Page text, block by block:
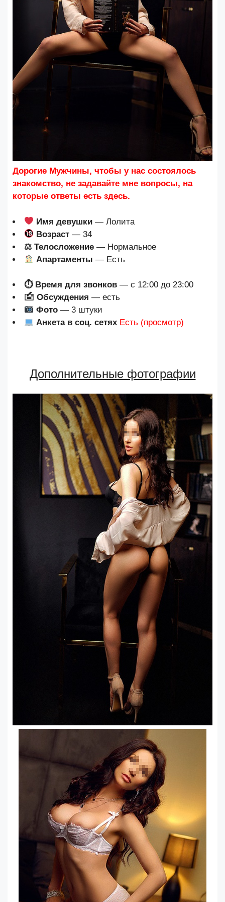
Дорогие Мужчины, чтобы у нас состоялось
знакомство, не задавайте мне вопросы, на
которые ответы есть здесь.
Имя девушки — Лолита
Возраст — 34
⚖ Телосложение — Нормальное
Апартаменты — Есть
⏱ Время для звонков — с 12:00 до 23:00
🖆 Обсуждения — есть
Фото — 3 штуки
Анкета в соц. сетях Есть (просмотр)
Дополнительные фотографии